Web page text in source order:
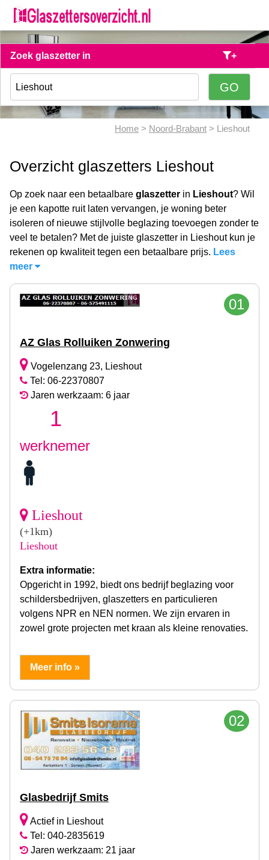
Zoek glaszetter in +
Home > Noord-Brabant > Lieshout
Overzicht glaszetters Lieshout
Op zoek naar een betaalbare glaszetter in Lieshout? Wil
je een kapotte ruit laten vervangen, je woning beter
isoleren of nieuwe stijlvolle beglazing toevoegen zonder te
veel te betalen? Met de juiste glaszetter in Lieshout kun je
rekenen op kwaliteit tegen een betaalbare prijs. Lees
meer
01
AZ Glas Rolluiken Zonwering
Vogelenzang 23, Lieshout
Tel: 06-22370807
Jaren werkzaam: 6 jaar
1
werknemer
Lieshout
(+1km)
Lieshout
Extra informatie:
Opgericht in 1992, biedt ons bedrijf beglazing voor
schildersbedrijven, glaszetters en particulieren
volgens NPR en NEN normen. We zijn ervaren in
zowel grote projecten met kraan als kleine renovaties.
Meer info »
02
Glasbedrijf Smits
Actief in Lieshout
Tel: 040-2835619
Jaren werkzaam: 21 jaar